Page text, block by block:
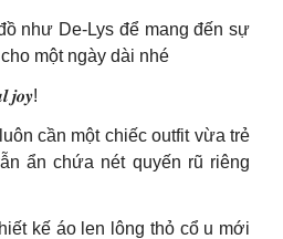
như De-Lys để mang đến sự
một ngày dài nhé
𝒋𝒐𝒚!
cần một chiếc outfit vừa trẻ
ẩn chứa nét quyến rũ riêng
kế áo len lông thỏ cổ u mới